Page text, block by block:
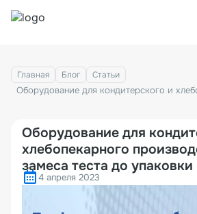
Главная Блог Статьи
Оборудование для
хлебопекарного
замеса теста до упаковки
4 апреля 2023